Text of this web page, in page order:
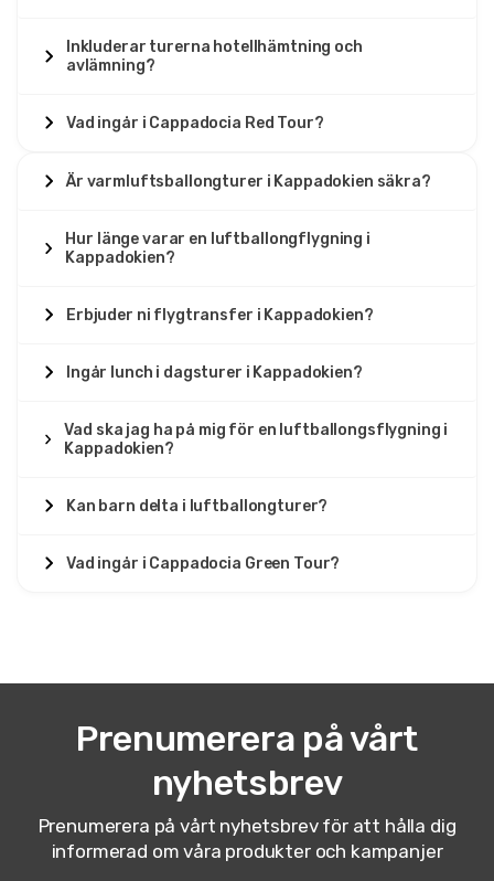
Inkluderar turerna hotellhämtning och
avlämning?
Vad ingår i Cappadocia Red Tour?
Är varmluftsballongturer i Kappadokien säkra?
Hur länge varar en luftballongflygning i
Kappadokien?
Erbjuder ni flygtransfer i Kappadokien?
Ingår lunch i dagsturer i Kappadokien?
Vad ska jag ha på mig för en luftballongsflygning i
Kappadokien?
Kan barn delta i luftballongturer?
Vad ingår i Cappadocia Green Tour?
Prenumerera på vårt
nyhetsbrev
Prenumerera på vårt nyhetsbrev för att hålla dig
informerad om våra produkter och kampanjer